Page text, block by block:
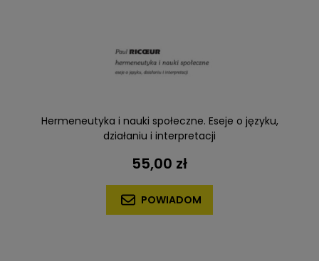
Hermeneutyka i nauki społeczne. Eseje o języku,
działaniu i interpretacji
55,00 zł
POWIADOM